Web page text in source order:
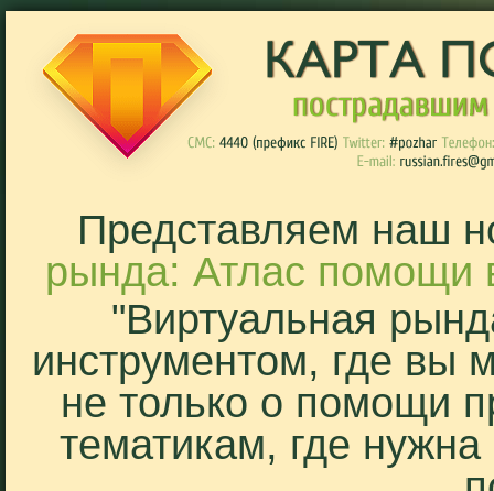
Представляем наш
рында: Атлас помощи
"Виртуальная
инструментом, где вы
не только о помощи
тематикам, где